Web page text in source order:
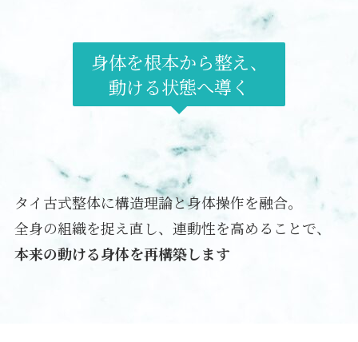
身体を根本から整え、
動ける状態へ導く
タイ古式整体に構造理論と身体操作を融合。
全身の組織を捉え直し、連動性を高めることで、
本来の動ける身体を再構築します